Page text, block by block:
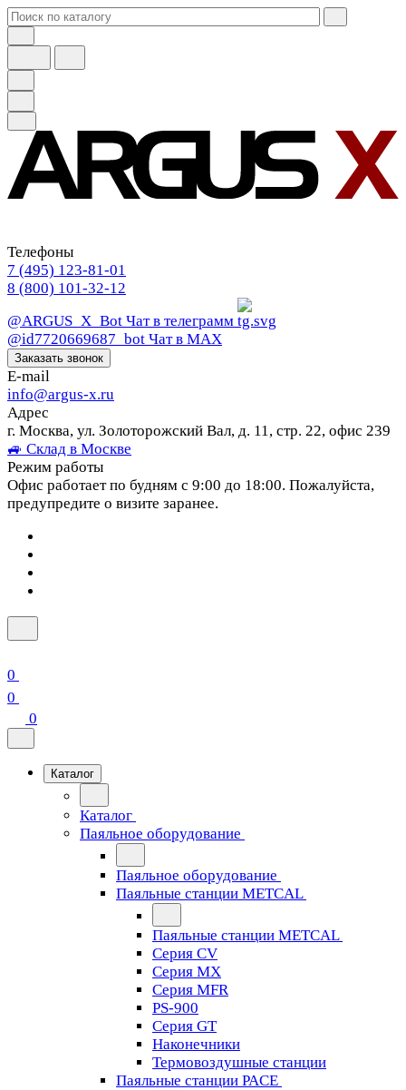
Телефоны
7 (495) 123-81-01
8 (800) 101-32-12
@ARGUS_X_Bot Чат в телеграмм
@id7720669687_bot Чат в МАХ
Заказать звонок
E-mail
info@argus-x.ru
Адрес
г. Москва, ул. Золоторожский Вал, д. 11, стр. 22, офис 239
🚙 Склад в Москве
Режим работы
Офис работает по будням с 9:00 до 18:00. Пожалуйста,
предупредите о визите заранее.
0
0
0
Каталог
Каталог
Паяльное оборудование
Паяльное оборудование
Паяльные станции METCAL
Паяльные станции METCAL
Серия CV
Серия MX
Серия MFR
PS-900
Серия GT
Наконечники
Термовоздушные станции
Паяльные станции PACE